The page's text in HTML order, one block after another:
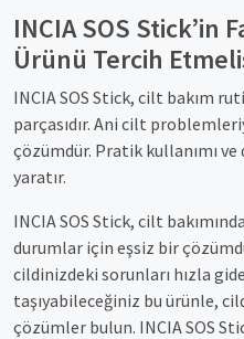
INCIA SOS Stick’in
Ürünü Tercih
INCIA SOS Stick, cilt bakım
parçasıdır. Ani cilt
çözümdür. Pratik kullanımı
yaratır.
INCIA SOS Stick, cilt
durumlar için eşsiz bir
cildinizdeki sorunları hızla
taşıyabileceğiniz bu ürünle,
çözümler bulun. INCIA SOS